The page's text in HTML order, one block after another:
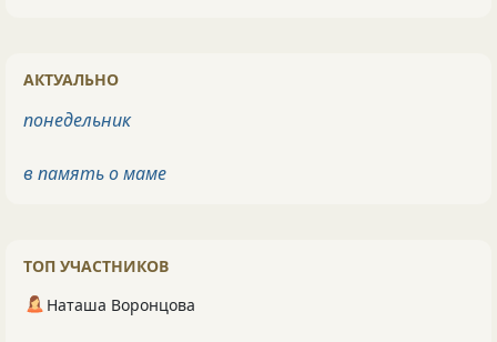
АКТУАЛЬНО
понедельник
в память о маме
ТОП УЧАСТНИКОВ
Наташа Воронцова